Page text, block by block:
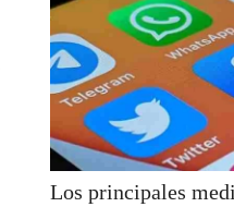
Los principales